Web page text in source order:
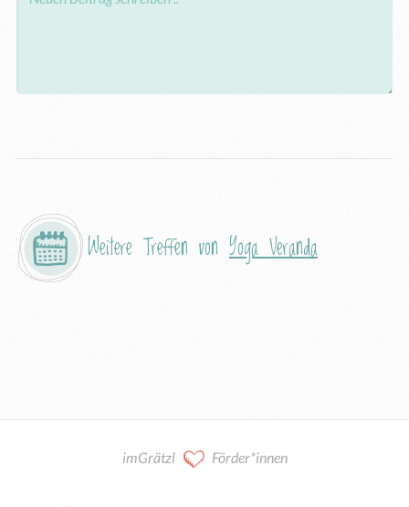
Weitere Treffen von Yoga Veranda
imGrätzl Förder*innen